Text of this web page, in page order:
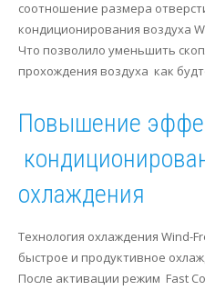
соотношение размера
кондиционирования воздуха
Что позволило уменьшить
прохождения воздуха как
Повышение
охлаждения
Технология охлаждения Wind-
быстрое и продуктивное
После активации режим Fast